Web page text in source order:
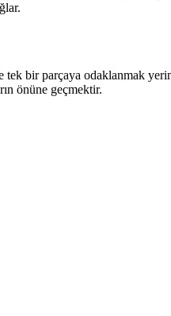
bir parçaya odaklanmak
önüne geçmektir.